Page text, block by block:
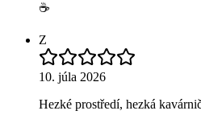
☕️
Z
10. júla 2026
Hezké prostředí, hezká